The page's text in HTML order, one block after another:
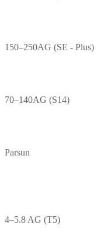
150–250AG (SE - Plus)
70–140AG (S14)
Parsun
4–5.8 AG (T5)